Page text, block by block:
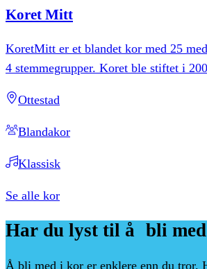
Koret Mitt
KoretMitt er et blandet kor med 25
4 stemmegrupper. Koret ble stiftet i
Ottestad
Blandakor
Klassisk
Se alle kor
Har du lyst til å bli med
Å bli med i kor er enklere enn du tror.